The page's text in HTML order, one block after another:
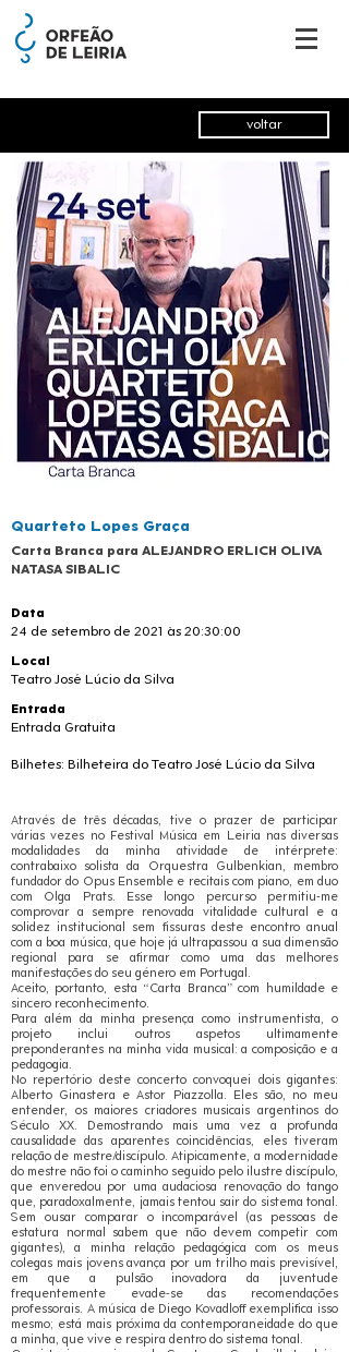
voltar
Quarteto Lopes Graça
Carta Branca para ALEJANDRO ERLICH OLIVA
NATASA SIBALIC
Data
24 de setembro de 2021 às 20:30:00
Local
Teatro José Lúcio da Silva
Entrada
Entrada Gratuita
Bilhetes: Bilheteira do Teatro José Lúcio da Silva
Através de três décadas, tive o prazer de participar
várias vezes no Festival Música em Leiria nas diversas
modalidades da minha atividade de intérprete:
contrabaixo solista da Orquestra Gulbenkian, membro
fundador do Opus Ensemble e recitais com piano, em duo
com Olga Prats. Esse longo percurso permitiu-me
comprovar a sempre renovada vitalidade cultural e a
solidez institucional sem fissuras deste encontro anual
com a boa música, que hoje já ultrapassou a sua dimensão
regional para se afirmar como uma das melhores
manifestações do seu género em Portugal.
Aceito, portanto, esta “Carta Branca” com humildade e
sincero reconhecimento.
Para além da minha presença como instrumentista, o
projeto inclui outros aspetos ultimamente
preponderantes na minha vida musical: a composição e a
pedagogia.
No repertório deste concerto convoquei dois gigantes:
Alberto Ginastera e Astor Piazzolla. Eles são, no meu
entender, os maiores criadores musicais argentinos do
Século XX. Demostrando mais uma vez a profunda
causalidade das aparentes coincidências, eles tiveram
relação de mestre/discípulo. Atipicamente, a modernidade
do mestre não foi o caminho seguido pelo ilustre discípulo,
que enveredou por uma audaciosa renovação do tango
que, paradoxalmente, jamais tentou sair do sistema tonal.
Sem ousar comparar o incomparável (as pessoas de
estatura normal sabem que não devem competir com
gigantes), a minha relação pedagógica com os meus
colegas mais jovens avança por um trilho mais previsível,
em que a pulsão inovadora da juventude
frequentemente evade-se das recomendações
professorais. A música de Diego Kovadloff exemplifica isso
mesmo; está mais próxima da contemporaneidade do que
a minha, que vive e respira dentro do sistema tonal.